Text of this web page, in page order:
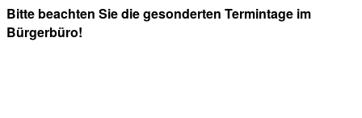
Bitte beachten Sie die gesonderten Termintage im
Bürgerbüro!